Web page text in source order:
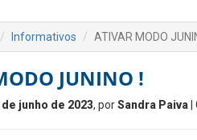
Informativos ATIVAR MODO
JUNINO !
de junho de 2023, porSandra Paiva